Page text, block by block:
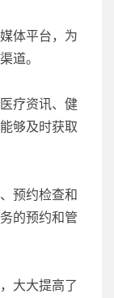
体平台，为
道。
疗资讯、健
够及时获取
预约检查和
的预约和管
大大提高了